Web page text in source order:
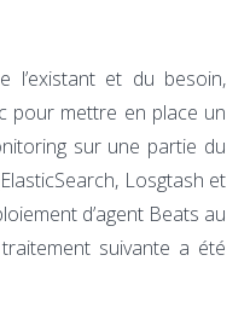
l’existant et du besoin,
pour mettre en place un
sur une partie du
Losgtash et
d’agent Beats au
suivante a été